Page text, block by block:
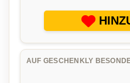
AUF GESCHENKLY